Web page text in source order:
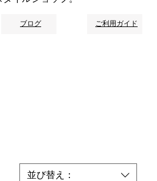
ブログ ご利用ガイド
並び替え：